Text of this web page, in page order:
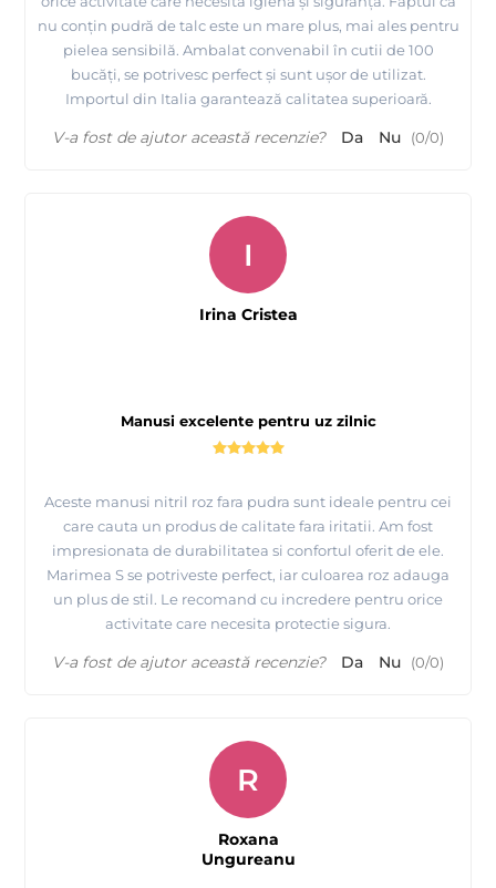
nu conțin pudră de talc este un mare plus, mai ales pentru
pielea sensibilă. Ambalat convenabil în cutii de 100
bucăți, se potrivesc perfect și sunt ușor de utilizat.
Importul din Italia garantează calitatea superioară.
V-a fost de ajutor această recenzie? Da Nu (0/0)
Manusi excelente pentru uz zilnic
Aceste manusi nitril roz fara pudra sunt ideale pentru cei
care cauta un produs de calitate fara iritatii. Am fost
impresionata de durabilitatea si confortul oferit de ele.
Marimea S se potriveste perfect, iar culoarea roz adauga
un plus de stil. Le recomand cu incredere pentru orice
activitate care necesita protectie sigura.
I
Irina Cristea
V-a fost de ajutor această recenzie? Da Nu (0/0)
R
Roxana
Ungureanu